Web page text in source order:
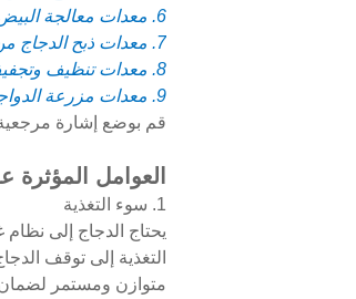
6. معدات معالجة البيض من جمع البيض التلقائي إلى تعبئة البيض في الصواني
7. معدات ذبح الدجاج من الذبح إلى التعبئة المفرغة من الهواء
8. معدات تنظيف وتجفيف روث الدجاج للتحكم في محتوى الماء في روث الدجاج بين 10% و40%
9. معدات مزرعة الدواجن الأخرى قادمة قريبا...
قم بوضع إشارة مرجعية
العوامل المؤثرة
1. سوء التغذية
يحتاج الدجاج إلى
التغذية إلى توقف
متوازن ومستمر لضمان